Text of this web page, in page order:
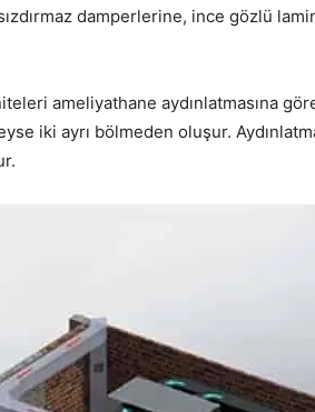
damperlerine, ince gözlü
ameliyathane aydınlatmasına
iki ayrı bölmeden oluşur.